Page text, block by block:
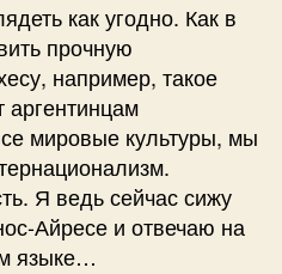
как угодно. Как в
прочную
например, такое
мировые культуры, мы
Я ведь сейчас сижу
Айресе и отвечаю на
языке…